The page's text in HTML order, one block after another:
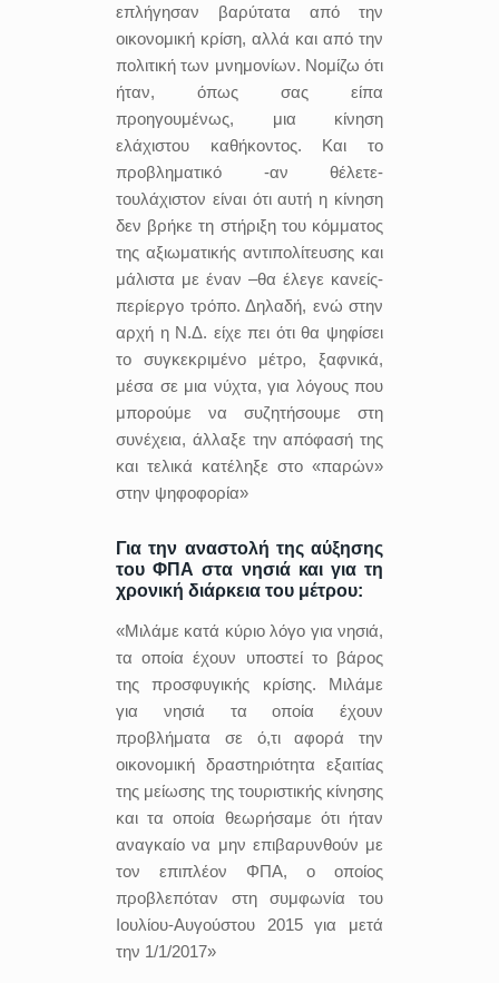
επλήγησαν βαρύτατα από την
οικονομική κρίση, αλλά και από την
πολιτική των μνημονίων. Νομίζω ότι
ήταν, όπως σας είπα
προηγουμένως, μια κίνηση
ελάχιστου καθήκοντος. Και το
προβληματικό -αν θέλετε-
τουλάχιστον είναι ότι αυτή η κίνηση
δεν βρήκε τη στήριξη του κόμματος
της αξιωματικής αντιπολίτευσης και
μάλιστα με έναν –θα έλεγε κανείς-
περίεργο τρόπο. Δηλαδή, ενώ στην
αρχή η Ν.Δ. είχε πει ότι θα ψηφίσει
το συγκεκριμένο μέτρο, ξαφνικά,
μέσα σε μια νύχτα, για λόγους που
μπορούμε να συζητήσουμε στη
συνέχεια, άλλαξε την απόφασή της
και τελικά κατέληξε στο «παρών»
στην ψηφοφορία»
Για την αναστολή της αύξησης
του ΦΠΑ στα νησιά και για τη
χρονική διάρκεια του μέτρου:
«Μιλάμε κατά κύριο λόγο για νησιά,
τα οποία έχουν υποστεί το βάρος
της προσφυγικής κρίσης. Μιλάμε
για νησιά τα οποία έχουν
προβλήματα σε ό,τι αφορά την
οικονομική δραστηριότητα εξαιτίας
της μείωσης της τουριστικής κίνησης
και τα οποία θεωρήσαμε ότι ήταν
αναγκαίο να μην επιβαρυνθούν με
τον επιπλέον ΦΠΑ, ο οποίος
προβλεπόταν στη συμφωνία του
Ιουλίου-Αυγούστου 2015 για μετά
την 1/1/2017»